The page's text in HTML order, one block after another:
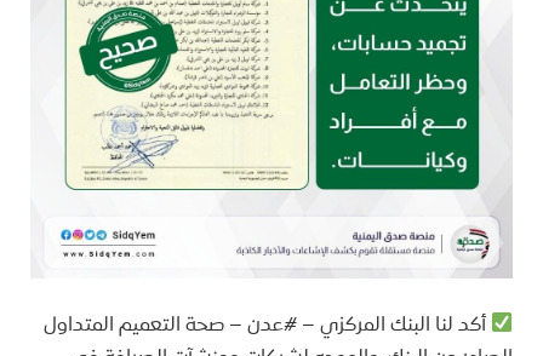
أكد لنا البنك المركزي – #عدن – صحة التعميم المتداول